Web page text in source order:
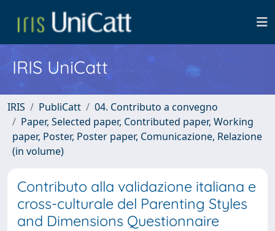
IRIS UniCatt
IRIS PubliCatt
04. Contributo a convegno
Paper, Selected paper, Contributed paper, Working
paper, Poster, Poster paper, Comunicazione, Relazione
(in volume)
Contributo alla validazione italiana e
cross-culturale del Parenting Styles
and Dimensions Questionnaire